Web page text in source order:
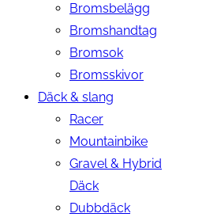
Bromsbelägg
Bromshandtag
Bromsok
Bromsskivor
Däck & slang
Racer
Mountainbike
Gravel & Hybrid
Däck
Dubbdäck